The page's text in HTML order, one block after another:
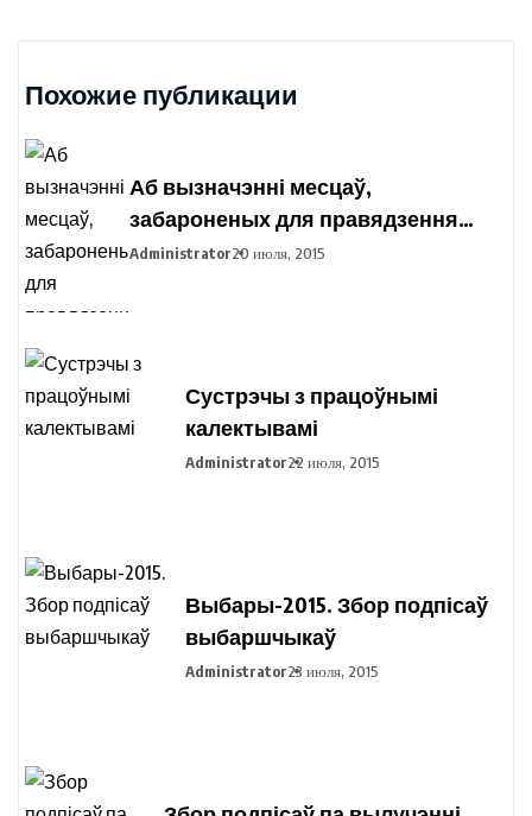
Похожие публикации
Аб вызначэнні месцаў,
забароненых для правядзення
пікетавання з мэтай збору подпісаў
Administrator20 июля, 2015
Сустрэчы з працоўнымі
калектывамі
Administrator22 июля, 2015
Выбары-2015. Збор подпісаў
выбаршчыкаў
Administrator23 июля, 2015